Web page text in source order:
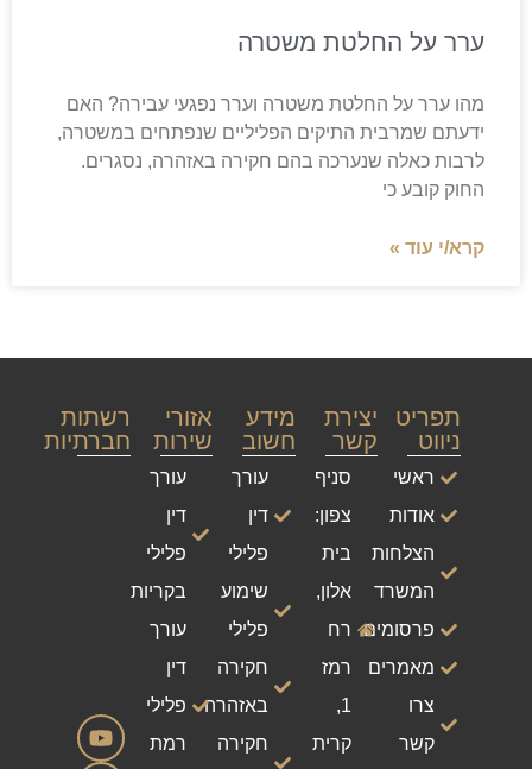
ערר על החלטת משטרה
מהו ערר על החלטת משטרה וערר נפגעי עבירה? האם
ידעתם שמרבית התיקים הפליליים שנפתחים במשטרה,
לרבות כאלה שנערכה בהם חקירה באזהרה, נסגרים.
החוק קובע כי
קרא/י עוד »
תפריט
ניווט
ראשי
אודות
הצלחות
המשרד
פרסומים
מאמרים
צרו
קשר
יצירת
קשר
סניף
צפון:
בית
אלון,
רח
רמז
1,
קרית
מידע
חשוב
עורך
דין
פלילי
שימוע
פלילי
חקירה
באזהרה
חקירה
אזורי
שירות
עורך
דין
פלילי
בקריות
עורך
דין
פלילי
רמת
רשתות
חברתיות